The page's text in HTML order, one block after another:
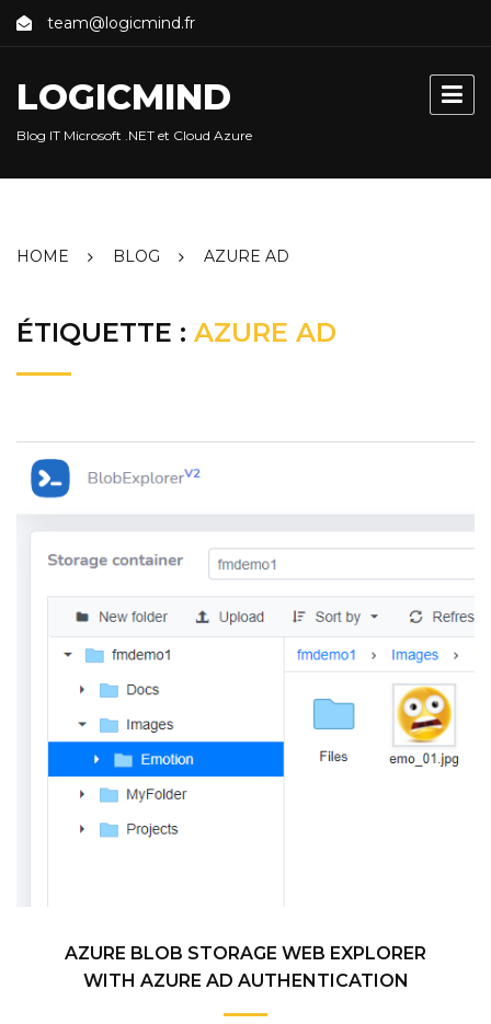
Skip
team@logicmind.fr
LOGICMIND
Blog IT Microsoft .NET et Cloud Azure
HOME BLOG AZURE AD
ÉTIQUETTE : AZURE AD
AZURE BLOB STORAGE WEB EXPLORER
WITH AZURE AD AUTHENTICATION